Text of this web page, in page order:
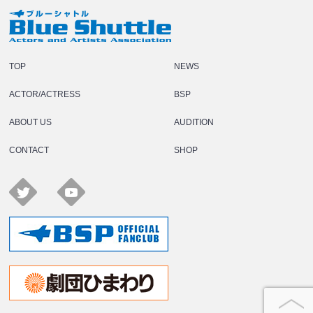
TOP NEWS
ACTOR/ACTRESS BSP
ABOUT US AUDITION
CONTACT SHOP